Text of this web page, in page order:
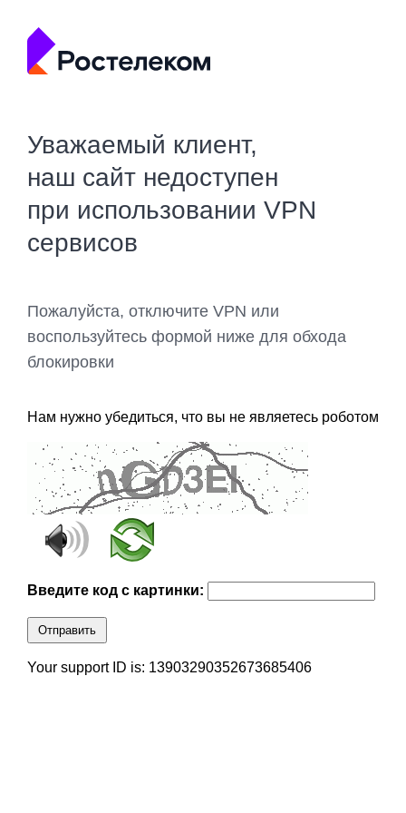
Уважаемый клиент,
наш сайт недоступен
при использовании VPN
сервисов
Пожалуйста, отключите VPN или
воспользуйтесь формой ниже для обхода
блокировки
Нам нужно убедиться, что вы не являетесь роботом
Введите код с картинки:
Отправить
Your support ID is: 13903290352673685406